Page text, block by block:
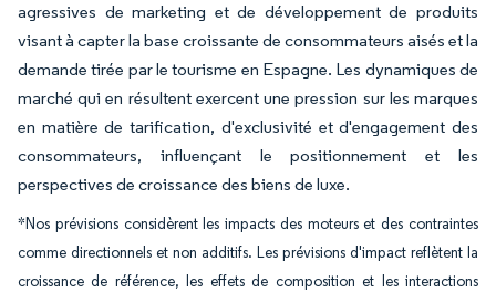
agressives de marketing et de développement de produits
visant à capter la base croissante de consommateurs aisés et la
demande tirée par le tourisme en Espagne. Les dynamiques de
marché qui en résultent exercent une pression sur les marques
en matière de tarification, d'exclusivité et d'engagement des
consommateurs, influençant le positionnement et les
perspectives de croissance des biens de luxe.
*Nos prévisions considèrent les impacts des moteurs et des contraintes
comme directionnels et non additifs. Les prévisions d'impact reflètent la
croissance de référence, les effets de composition et les interactions